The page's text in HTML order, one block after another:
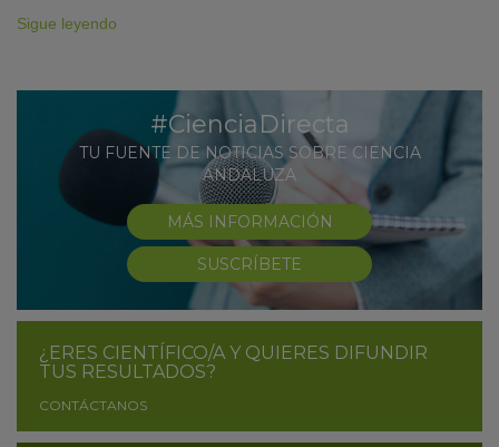
Sigue leyendo
#CienciaDirecta
TU FUENTE DE NOTICIAS SOBRE CIENCIA
ANDALUZA
MÁS INFORMACIÓN
SUSCRÍBETE
¿ERES CIENTÍFICO/A Y QUIERES DIFUNDIR
TUS RESULTADOS?
CONTÁCTANOS